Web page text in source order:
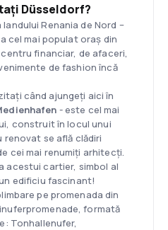
Düsseldorf?
Renania de Nord –
cel mai populat oraș din
financiar, de afaceri,
de fashion încă
când ajungeți aici în
- este cel mai
construit în locul unui
se află clădiri
cei mai renumiți arhitecți.
acestui cartier, simbol al
edificiu fascinant!
pe promenada din
formată
Tonhallenufer,